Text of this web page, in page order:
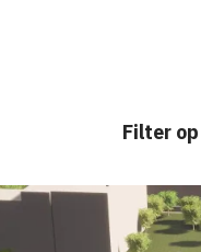
Filter op